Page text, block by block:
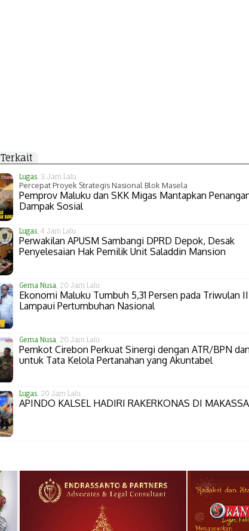
Terkait
Lugas, 3 Jam Lalu
Percepat Proyek Strategis Nasional Blok Masela
Pemprov Maluku dan SKK Migas Mantapkan
Dampak Sosial
Lugas, 4 Jam Lalu
Perwakilan APUSM Sambangi DPRD Depok, Desak
Penyelesaian Hak Pemilik Unit Saladdin Mansion
Gema Nusa, 20 Jam Lalu
Ekonomi Maluku Tumbuh 5,31 Persen pada Triwulan
Lampaui Pertumbuhan Nasional
Gema Nusa , 20 Jam Lalu
Pemkot Cirebon Perkuat Sinergi dengan ATR/BPN
untuk Tata Kelola Pertanahan yang Akuntabel
Lugas, 20 Jam Lalu
APINDO KALSEL HADIRI RAKERKONAS DI